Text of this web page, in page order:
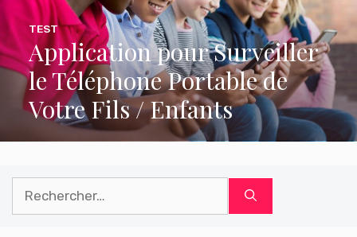
Application pour Surveiller
le Téléphone Portable de
Votre Fils / Enfants
TEST